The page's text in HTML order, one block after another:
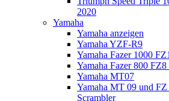
2020
Yamaha
Yamaha anzeigen
Yamaha YZF-R9
Yamaha Fazer 1000
Yamaha Fazer 800
Yamaha MT07
Yamaha MT 09 und
Scrambler